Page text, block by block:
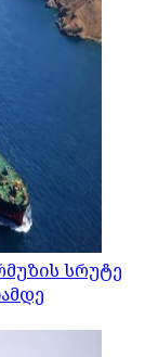
სრუტე